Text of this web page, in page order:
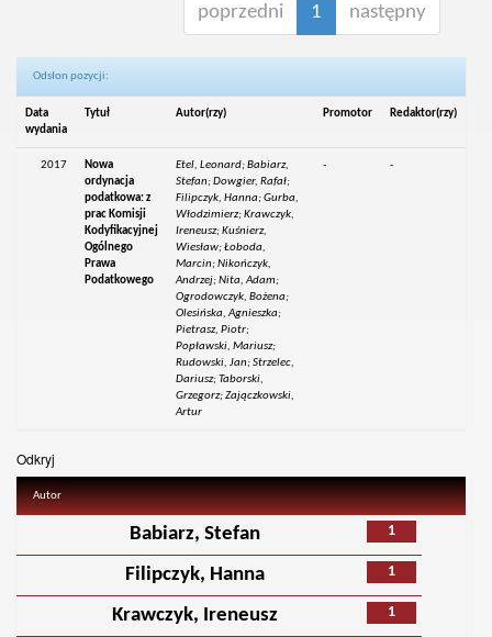
poprzedni 1 następny
Odsłon pozycji:
Data
wydania
Tytuł Autor(rzy) Promotor Redaktor(rzy)
2017
Nowa
ordynacja
podatkowa: z
prac Komisji
Kodyfikacyjnej
Ogólnego
Prawa
Podatkowego
Etel, Leonard; Babiarz,
Stefan; Dowgier, Rafał;
Filipczyk, Hanna; Gurba,
Włodzimierz; Krawczyk,
Ireneusz; Kuśnierz,
Wiesław; Łoboda,
Marcin; Nikończyk,
Andrzej; Nita, Adam;
Ogrodowczyk, Bożena;
Olesińska, Agnieszka;
Pietrasz, Piotr;
Popławski, Mariusz;
Rudowski, Jan; Strzelec,
Dariusz; Taborski,
Grzegorz; Zajączkowski,
Artur
- -
Odkryj
Autor
1
Babiarz, Stefan
1
Filipczyk, Hanna
1
Krawczyk, Ireneusz